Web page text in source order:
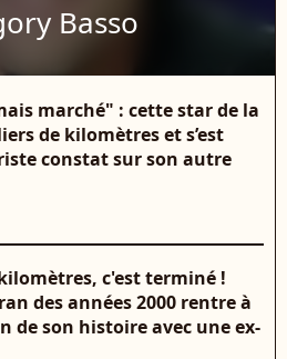
Basso
marché" : cette star de la
de kilomètres et s’est
constat sur son autre
c'est terminé !
des années 2000 rentre à
de son histoire avec une ex-